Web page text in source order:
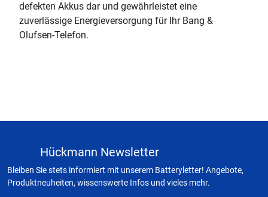
defekten Akkus dar und gewährleistet eine
zuverlässige Energieversorgung für Ihr Bang &
Olufsen-Telefon.
Hückmann Newsletter
Bleiben Sie stets informiert mit unserem Batteryletter! Angebote,
Produktneuheiten, wissenswerte Infos und vieles mehr.